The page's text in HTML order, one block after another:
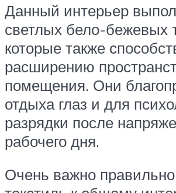
Данный интерьер
светлых бело-бежевых
которые также
расширению
помещения. Они
отдыха глаз и для
разрядки после
рабочего дня.
Очень важно